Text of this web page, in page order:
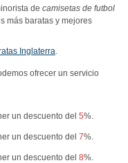
de camisetas de futbol
más baratas y mejores
Inglaterra.
ofrecer un servicio
un descuento del 5%.
un descuento del 7%.
un descuento del 8%.